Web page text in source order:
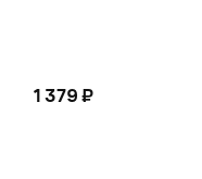
1 379 ₽